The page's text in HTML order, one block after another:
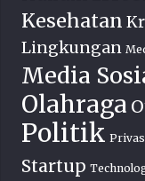
Kesehatan
Lingkungan
Media
Olahraga
Politik
Startup